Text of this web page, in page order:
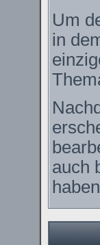
Um
in
auch